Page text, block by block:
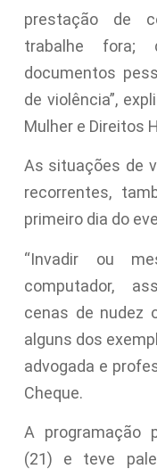
prestação de
trabalhe fora;
documentos
de violência”,
Mulher e Direitos
As situações de
recorrentes,
primeiro dia do
“Invadir ou
computador,
cenas de nudez
alguns dos
advogada e
Cheque.
A programação
(21) e teve